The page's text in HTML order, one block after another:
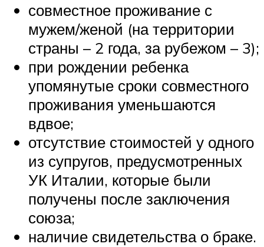
совместное проживание с
мужем/женой (на территории
страны – 2 года, за рубежом – 3);
при рождении ребенка
упомянутые сроки совместного
проживания уменьшаются
вдвое;
отсутствие стоимостей у одного
из супругов, предусмотренных
УК Италии, которые были
получены после заключения
союза;
наличие свидетельства о браке.